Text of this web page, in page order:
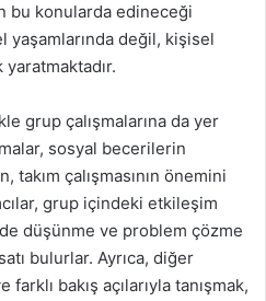
bu konularda edineceği
değil, kişisel
grup çalışmalarına da yer
sosyal becerilerin
takım çalışmasının önemini
grup içindeki etkileşim
düşünme ve problem çözme
bulurlar. Ayrıca, diğer
farklı bakış açılarıyla tanışmak,